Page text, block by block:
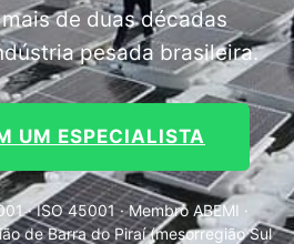
de duas décadas
pesada brasileira.
UM ESPECIALISTA
· ISO 45001 · Membro ABEMI ·
de Barra do Piraí (mesorregião Sul